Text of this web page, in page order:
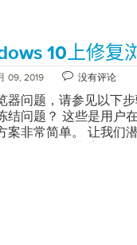
程序，自动备份，排
于使用的工具，可让
击开始按钮，然后键
幕上的说明完成故障
”并键入设备管理器
的磁盘驱动器 3.右键
4.单击“ 策略”选项卡
后，单击确定以应用
非常乐意为您提供帮
：扫描第二台显示器
动检测第二台显示器
您的第二台显示器：
列显示”部分，单击“
您的车有故障，丢失
台显示器。要解决第
我们有自己的Driver
，您无法在YouTube
览器出现问题。要解
和缓存。 谷歌浏览器
键单击该图标，然后
Chrome浏览器
面上找到Firefox图标
10上修复
09, 2019 没有评论
器问题，请参见以下
结问题？ 这些是用户
案非常简单。 让我们